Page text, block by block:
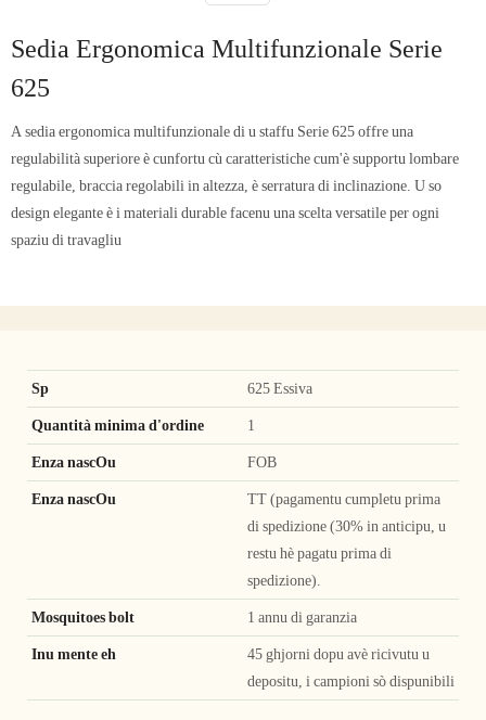
Sedia Ergonomica Multifunzionale Serie
625
A sedia ergonomica multifunzionale di u staffu Serie 625 offre una
regulabilità superiore è cunfortu cù caratteristiche cum'è supportu lombare
regulabile, braccia regolabili in altezza, è serratura di inclinazione. U so
design elegante è i materiali durable facenu una scelta versatile per ogni
spaziu di travagliu
Sp 625 Essiva
Quantità minima d'ordine 1
Enza nascOu FOB
Enza nascOu
TT (pagamentu cumpletu prima
di spedizione (30% in anticipu, u
restu hè pagatu prima di
spedizione).
Mosquitoes bolt 1 annu di garanzia
Inu mente eh
45 ghjorni dopu avè ricivutu u
depositu, i campioni sò dispunibili